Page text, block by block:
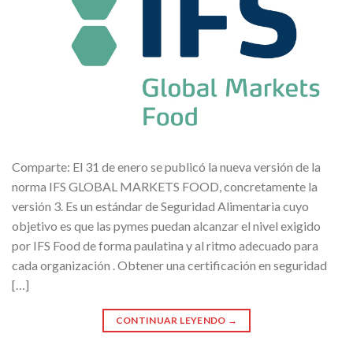
Comparte: El 31 de enero se publicó la nueva versión de la
norma IFS GLOBAL MARKETS FOOD, concretamente la
versión 3. Es un estándar de Seguridad Alimentaria cuyo
objetivo es que las pymes puedan alcanzar el nivel exigido
por IFS Food de forma paulatina y al ritmo adecuado para
cada organización . Obtener una certificación en seguridad
[…]
CONTINUAR LEYENDO →